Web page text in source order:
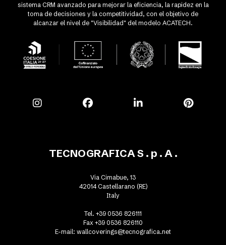
sistema CRM avanzado para mejorar la eficiencia, la rapidez en la
toma de decisiones y la competitividad, con el objetivo de
alcanzar el nivel de "Visibilidad" del modelo ACATECH.
TECNOGRAFICA S . p . A .
Via Cimabue, 13
42014 Castellarano (RE)
Italy
Tel. +39 0536 826111
Fax +39 0536 826110
E-mail: wallcoverings@tecnografica.net